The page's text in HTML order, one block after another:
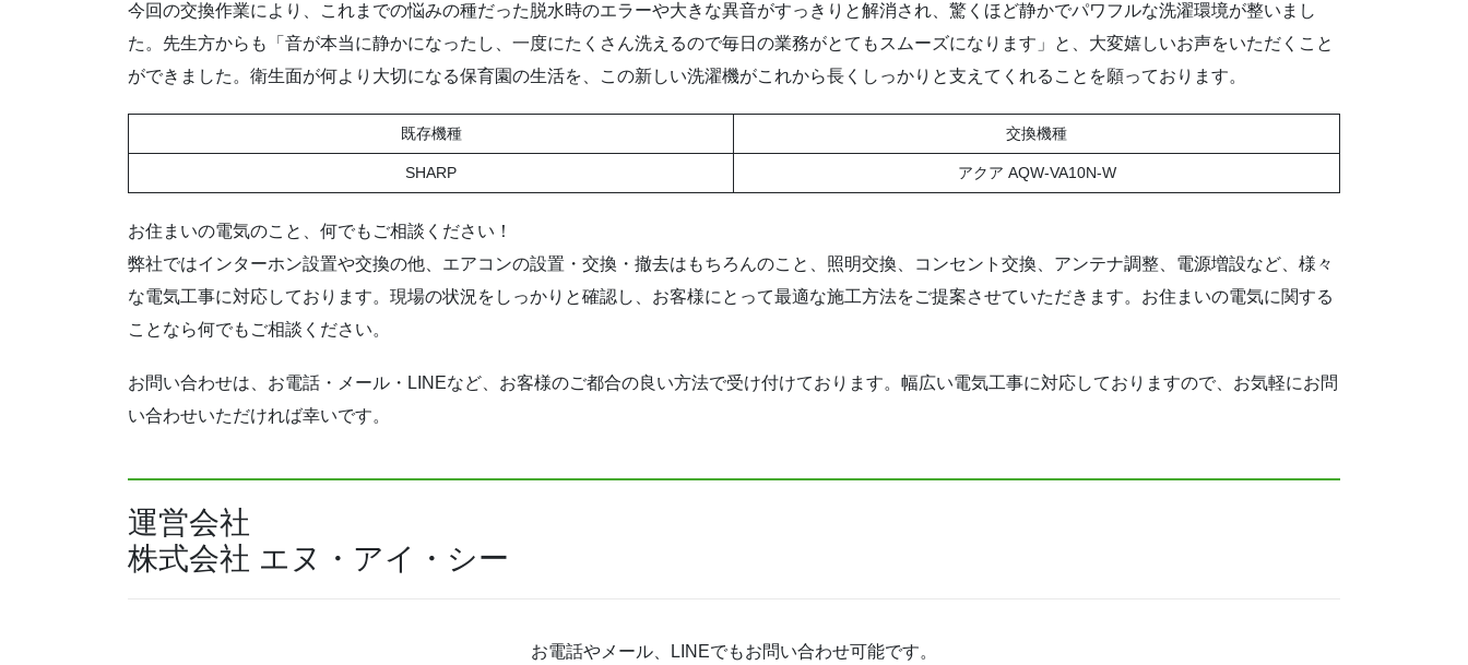
今回の交換作業により、これまでの悩みの種だった脱水時のエラーや大きな異音がすっきりと解消され、驚くほど静かでパワフルな洗濯環境が整いまし
た。先生方からも「音が本当に静かになったし、一度にたくさん洗えるので毎日の業務がとてもスムーズになります」と、大変嬉しいお声をいただくこと
ができました。衛生面が何より大切になる保育園の生活を、この新しい洗濯機がこれから長くしっかりと支えてくれることを願っております。
既存機種 交換機種
SHARP アクア AQW-VA10N-W
お住まいの電気のこと、何でもご相談ください！
弊社ではインターホン設置や交換の他、エアコンの設置・交換・撤去はもちろんのこと、照明交換、コンセント交換、アンテナ調整、電源増設など、様々
な電気工事に対応しております。現場の状況をしっかりと確認し、お客様にとって最適な施工方法をご提案させていただきます。お住まいの電気に関する
ことなら何でもご相談ください。
お問い合わせは、お電話・メール・LINEなど、お客様のご都合の良い方法で受け付けております。幅広い電気工事に対応しておりますので、お気軽にお問
い合わせいただければ幸いです。
運営会社
株式会社 エヌ・アイ・シー
お電話やメール、LINEでもお問い合わせ可能です。